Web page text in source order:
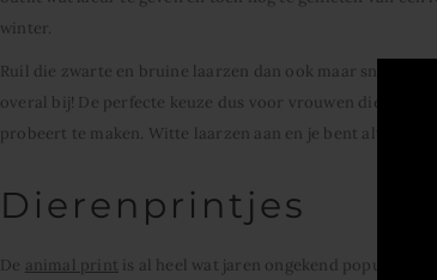
winter.
Ruil die zwarte en bruine laarzen dan ook maar snel in
overal bij! De perfecte keuze dus voor vrouwen die
probeert te maken. Witte laarzen aan en je bent altijd klaar
Dierenprintjes
De animal print is al heel wat jaren ongekend populair in